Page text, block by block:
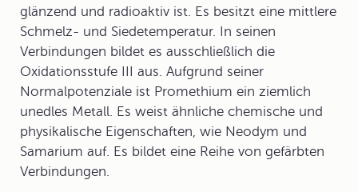
glänzend und radioaktiv ist. Es besitzt eine mittlere
Schmelz- und Siedetemperatur. In seinen
Verbindungen bildet es ausschließlich die
Oxidationsstufe III aus. Aufgrund seiner
Normalpotenziale ist Promethium ein ziemlich
unedles Metall. Es weist ähnliche chemische und
physikalische Eigenschaften, wie Neodym und
Samarium auf. Es bildet eine Reihe von gefärbten
Verbindungen.